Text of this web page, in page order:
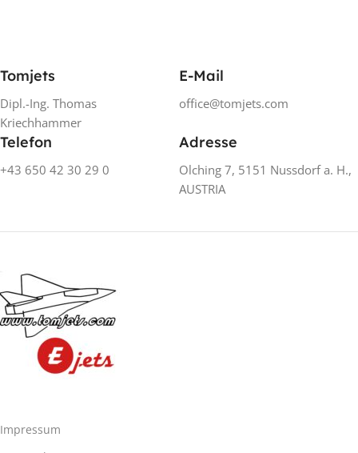
Tomjets
Dipl.-Ing. Thomas
Kriechhammer
E-Mail
office@tomjets.com
Telefon
+43 650 42 30 29 0
Adresse
Olching 7, 5151 Nussdorf a. H.,
AUSTRIA
Impressum